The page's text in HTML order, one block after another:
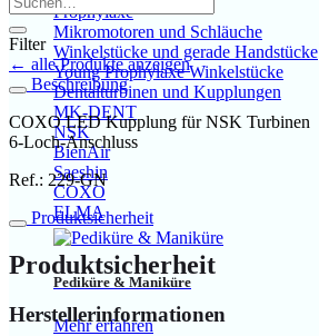
Prophylaxe
Mikromotoren und Schläuche
Winkelstücke und gerade Handstücke
Young Prophylaxe Winkelstücke
Dentalturbinen und Kupplungen
MK-DENT
NSK
BienAir
Saeshin
COXO
ELMA
Pediküre & Maniküre
Mehr erfahren
Filter
← alle Produkte anzeigen
Beschreibung
COXO LED Kupplung für NSK Turbinen
6-Loch-Anschluss
Ref.: 229-GN
Produktsicherheit
Produktsicherheit
Herstellerinformationen